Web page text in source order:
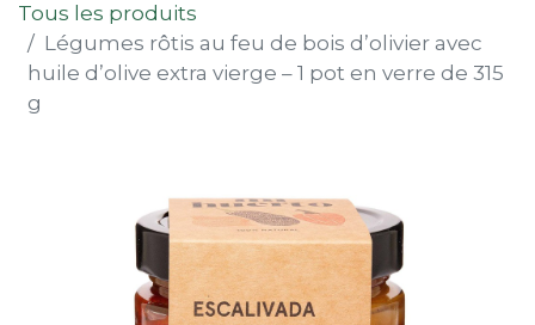
Tous les produits
Légumes rôtis au feu de bois d’olivier avec
huile d’olive extra vierge – 1 pot en verre de 315
g